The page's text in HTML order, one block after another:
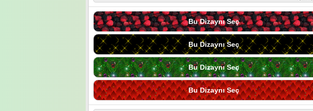
Bu Dizaynı Seç
Bu Dizaynı Seç
Bu Dizaynı Seç
Bu Dizaynı Seç